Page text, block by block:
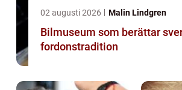
02 augusti 2026 Malin Lindgren
Bilmuseum som berättar
fordonstradition